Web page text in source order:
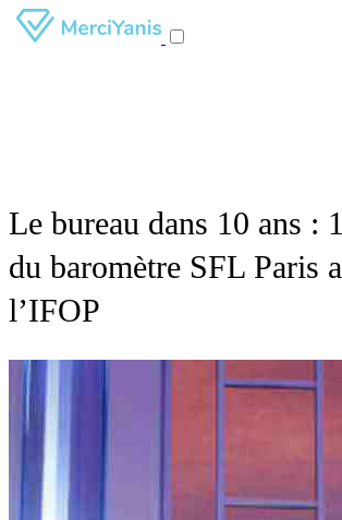
Le bureau dans 10 ans :
du baromètre SFL Paris
l’IFOP